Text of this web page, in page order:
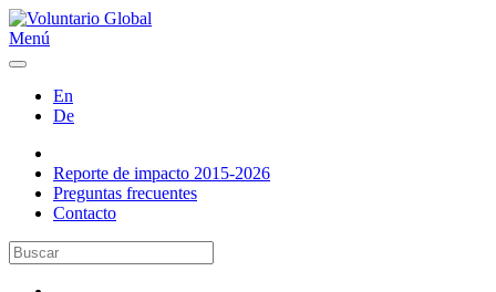
Menú
En
De
Reporte de impacto 2015-2026
Preguntas frecuentes
Contacto